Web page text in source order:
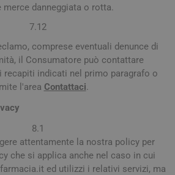
merce danneggiata o rotta.
7.12
comprese eventuali denunce di
il Consumatore può contattare
recapiti indicati nel primo paragrafo o
l'area Contattaci.
8.1
attentamente la nostra policy per
che si applica anche nel caso in cui
ed utilizzi i relativi servizi, ma